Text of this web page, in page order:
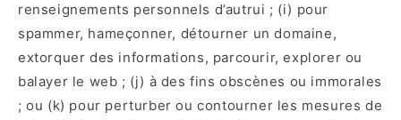
renseignements personnels d’autrui ; (i) pour
spammer, hameçonner, détourner un domaine,
extorquer des informations, parcourir, explorer ou
balayer le web ; (j) à des fins obscènes ou immorales
; ou (k) pour perturber ou contourner les mesures de